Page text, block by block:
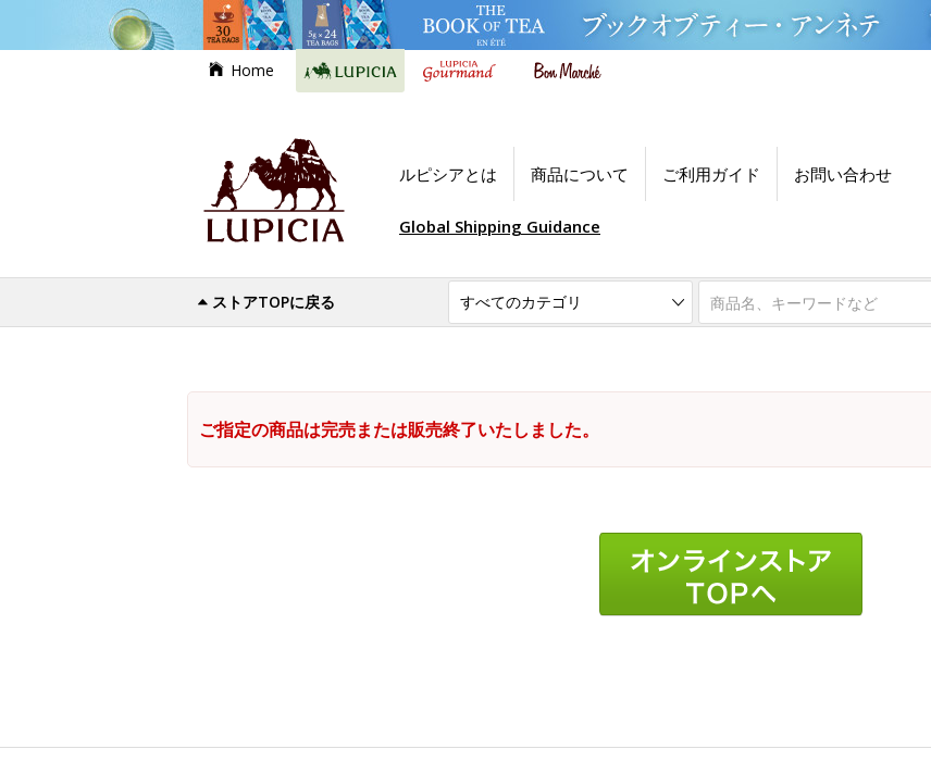
Home
ルピシアとは 商品について ご利用ガイド お問い合わせ
Global Shipping Guidance
ストアTOPに戻る
ご指定の商品は完売または販売終了いたしました。